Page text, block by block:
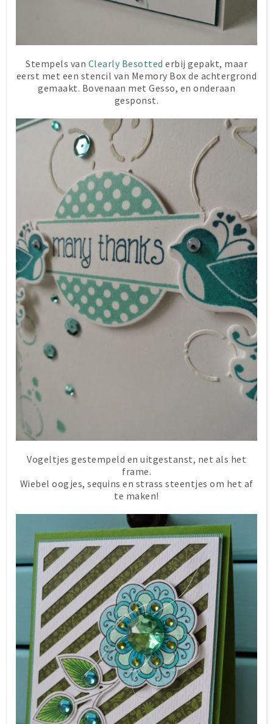
Stempels van Clearly Besotted erbij gepakt, maar
eerst met een stencil van Memory Box de achtergrond
gemaakt. Bovenaan met Gesso, en onderaan
gesponst.
Vogeltjes gestempeld en uitgestanst, net als het
frame.
Wiebel oogjes, sequins en strass steentjes om het af
te maken!